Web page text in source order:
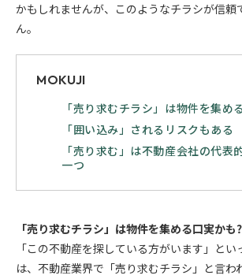
かもしれませんが、このようなチラシが信頼
ん。
MOKUJI
「売り求むチラシ」は物件を集め
「囲い込み」されるリスクもある
「売り求む」は不動産会社の代表
一つ
「売り求むチラシ」は物件を集める口実かも
「この不動産を探している方がいます」と
は、不動産業界で「売り求むチラシ」と言わ